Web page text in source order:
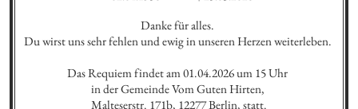
Danke für alles.
Du wirst uns sehr fehlen und ewig in unseren Herzen weiterleben.
Das Requiem findet am 01.04.2026 um 15 Uhr
in der Gemeinde Vom Guten Hirten,
Malteserstr. 171b, 12277 Berlin, statt.